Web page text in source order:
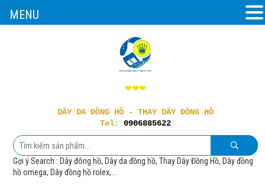
❤❤❤
DÂY DA ĐỒNG HỒ - THAY DÂY ĐỒNG HỒ
Tel: 0906885622
Gợi ý Search : Dây đông hồ, Dây da đồng hồ, Thay Dây Đồng Hồ, Dây đồng
hồ omega, Dây đồng hồ rolex,...
MENU